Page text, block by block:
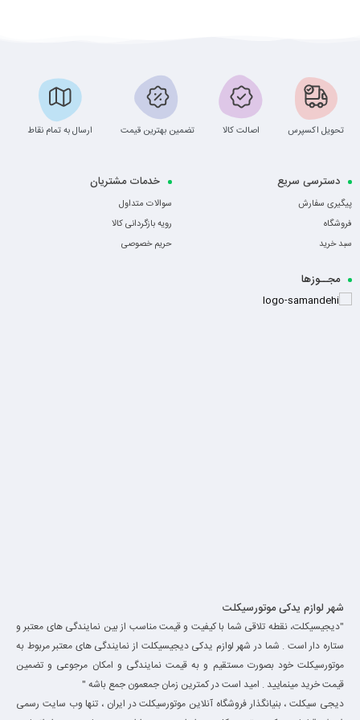
تحویل اکسپرس اصالت کالا تضمین بهترین قیمت ارسال به تمام نقاط
دسترسی سریع
پیگیری سفارش
فروشگاه
سبد خرید
خدمات مشتریان
سوالات متداول
رویه بازگردانی کالا
حریم خصوصی
مجــوزها
شهر لوازم یدکی موتورسیکلت
"دیجیسیکلت، نقطه تلاقی شما با کیفیت و قیمت مناسب از بین نمایندگی های معتبر و
ستاره دار است . شما در شهر لوازم یدکی دیجیسیکلت از نمایندگی های معتبر مربوط به
موتورسیکلت خود بصورت مستقیم و به قیمت نمایندگی و امکان مرجوعی و تضمین
قیمت خرید مینمایید . امید است در کمترین زمان جمعمون جمع باشه "
دیجی سیکلت ، بنیانگذار فروشگاه آنلاین موتورسیکلت در ایران ، تنها وب سایت رسمی